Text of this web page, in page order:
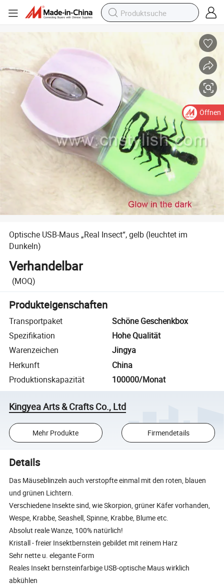
Optische USB-Maus „Real Insect“, gelb (leuchtet im
Dunkeln)
Verhandelbar
(MOQ)
Produkteigenschaften
Transportpaket
Schöne Geschenkbox
Spezifikation
Hohe Qualität
Warenzeichen
Jingya
Herkunft
China
Produktionskapazität
100000/Monat
Kingyea Arts & Crafts Co., Ltd
Mehr Produkte Firmendetails
Details
Das Mäuseblinzeln auch verstopfte einmal mit den roten, blauen
und grünen Lichtern.
Verschiedene Insekte sind, wie Skorpion, grüner Käfer vorhanden,
Wespe, Krabbe, Seashell, Spinne, Krabbe, Blume etc.
Absolut reale Wanze, 100% natürlich!
Kristall - freier Insektbernstein gebildet mit reinem Harz
Sehr nette u. elegante Form
Reales Insekt bernsteinfarbige USB-optische Maus wirklich
abkühlen
Öffnen